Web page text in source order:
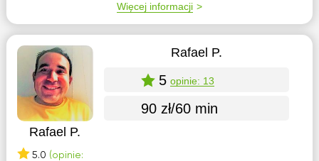
Więcej informacji
Rafael P.
5.0 (opinie:
Rafael P.
5 opinie: 13
90 zł/60 min